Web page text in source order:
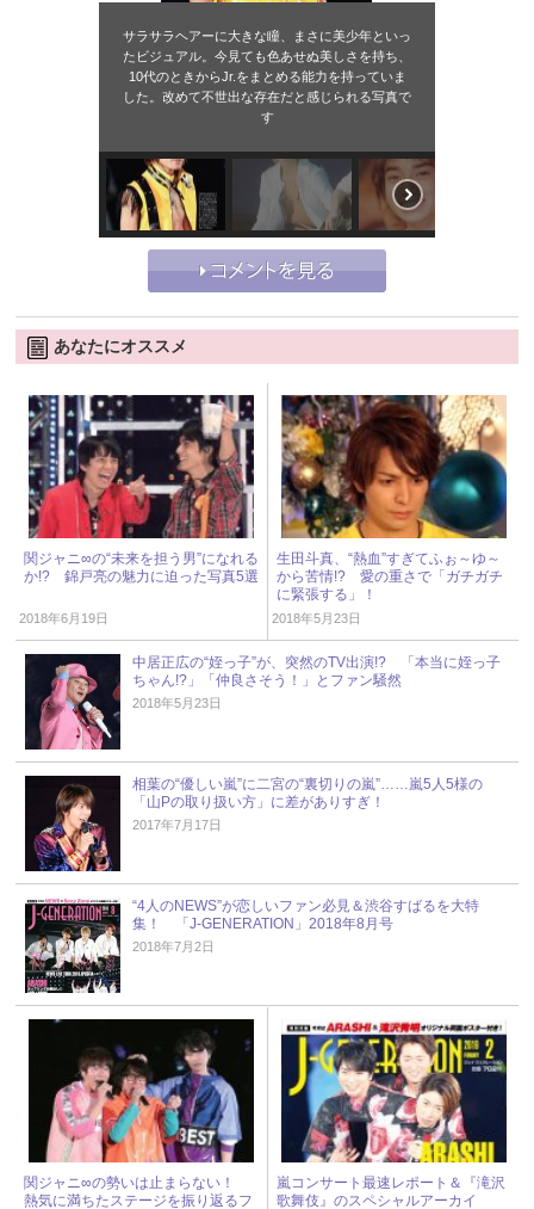
サラサラヘアーに大きな瞳、まさに美少年といっ
たビジュアル。今見ても色あせぬ美しさを持ち、
10代のときからJr.をまとめる能力を持っていま
した。改めて不世出な存在だと感じられる写真で
す
あなたにオススメ
関ジャニ∞の“未来を担う男”になれる
か!? 錦戸亮の魅力に迫った写真5選
2018年6月19日
生田斗真、“熱血”すぎてふぉ～ゆ～
から苦情!? 愛の重さで「ガチガチ
に緊張する」！
2018年5月23日
中居正広の“姪っ子”が、突然のTV出演!? 「本当に姪っ子
ちゃん!?」「仲良さそう！」とファン騒然
2018年5月23日
相葉の“優しい嵐”に二宮の“裏切りの嵐”……嵐5人5様の
「山Pの取り扱い方」に差がありすぎ！
2017年7月17日
“4人のNEWS”が恋しいファン必見＆渋谷すばるを大特
集！ 「J-GENERATION」2018年8月号
2018年7月2日
関ジャニ∞の勢いは止まらない！
熱気に満ちたステージを振り返るフ
嵐コンサート最速レポート＆『滝沢
歌舞伎』のスペシャルアーカイ